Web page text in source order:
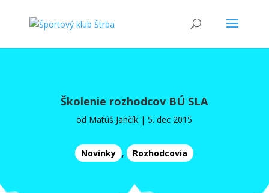
Školenie rozhodcov BÚ SLA
od Matúš Jančík |5. dec 2015
Novinky , Rozhodcovia